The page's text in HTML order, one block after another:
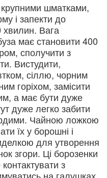
крупними шматками,
і запекти до
хвилин. Вага
має становити 400
сполучити з
Вистудити,
сіллю, чорним
горіхом, замісити
а має бути дуже
дуже легко забити
Чайною ложкою
їх у борошні і
для утворення
згори. Ці борозенки
з